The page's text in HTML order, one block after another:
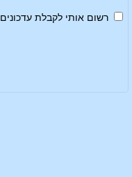
רשום אותי לקבלת עדכונים